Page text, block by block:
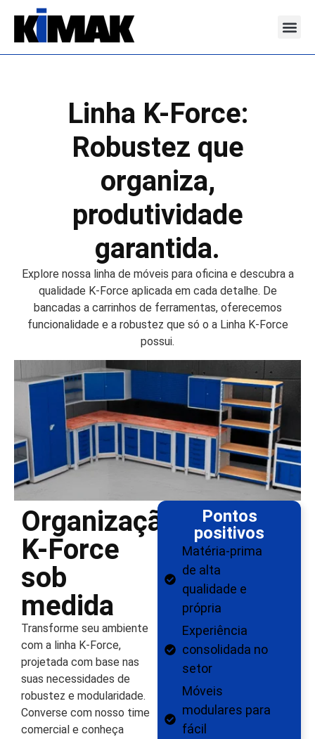
Linha K-Force:
Robustez que
organiza,
produtividade
garantida.
Explore nossa linha de móveis para oficina e descubra a
qualidade K-Force aplicada em cada detalhe. De
bancadas a carrinhos de ferramentas, oferecemos
funcionalidade e a robustez que só o a Linha K-Force
possui.
Organização
K-Force
sob
medida
Transforme seu ambiente
com a linha K-Force,
projetada com base nas
suas necessidades de
robustez e modularidade.
Converse com nosso time
comercial e conheça
Pontos
positivos
Matéria-prima
de alta
qualidade e
própria
Experiência
consolidada no
setor
Móveis
modulares para
fácil